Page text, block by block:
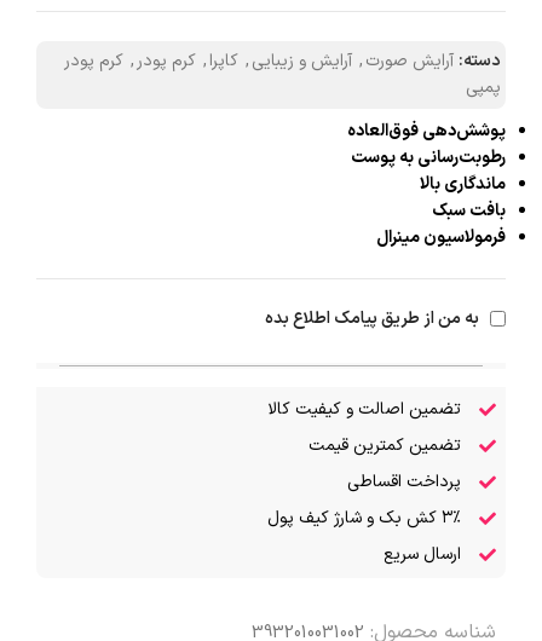
دسته: آرایش صورت, آرایش و زیبایی, کاپرا, کرم پودر , کرم پودر
پمپی
پوشش‌دهی فوق‌العاده
رطوبت‌رسانی به پوست
ماندگاری بالا
بافت سبک
فرمولاسیون مینرال
به من از طریق پیامک اطلاع بده
تضمین اصالت و کیفیت کالا
تضمین کمترین قیمت
پرداخت اقساطی
۳٪ کش بک و شارژ کیف پول
ارسال سریع
شناسه محصول: 3932010031002